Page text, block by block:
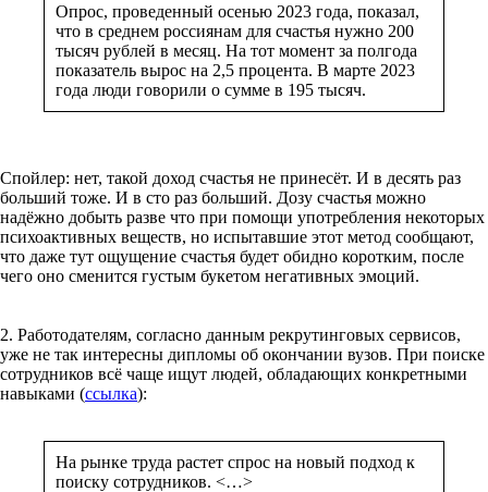
Опрос, проведенный осенью 2023 года, показал,
что в среднем россиянам для счастья нужно 200
тысяч рублей в месяц. На тот момент за полгода
показатель вырос на 2,5 процента. В марте 2023
года люди говорили о сумме в 195 тысяч.
Спойлер: нет, такой доход счастья не принесёт. И в десять раз
больший тоже. И в сто раз больший. Дозу счастья можно
надёжно добыть разве что при помощи употребления некоторых
психоактивных веществ, но испытавшие этот метод сообщают,
что даже тут ощущение счастья будет обидно коротким, после
чего оно сменится густым букетом негативных эмоций.
2. Работодателям, согласно данным рекрутинговых сервисов,
уже не так интересны дипломы об окончании вузов. При поиске
сотрудников всё чаще ищут людей, обладающих конкретными
навыками (ссылка):
На рынке труда растет спрос на новый подход к
поиску сотрудников. <…>